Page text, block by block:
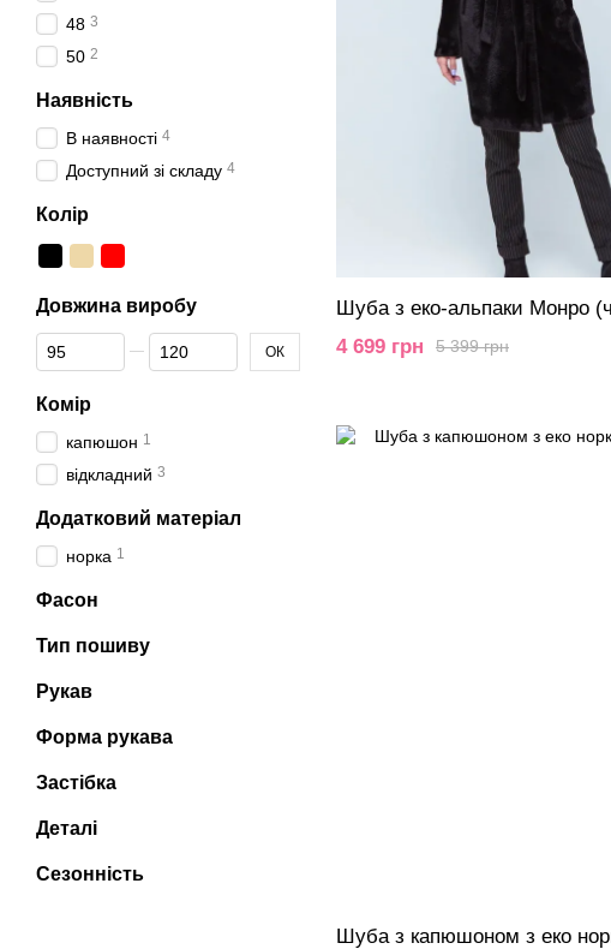
Шуба з еко-альпаки Монро
5 399 грн
4 699 грн
Шуба з капюшоном з еко
48 3
50 2
Наявність
В наявності 4
Доступний зі складу 4
Колір
Довжина виробу
Від Довжина виробу
До Довжина виробу ОК
Комір
капюшон 1
відкладний 3
Додатковий матеріал
норка 1
Фасон
Тип пошиву
Рукав
Форма рукава
Застібка
Деталі
Сезонність